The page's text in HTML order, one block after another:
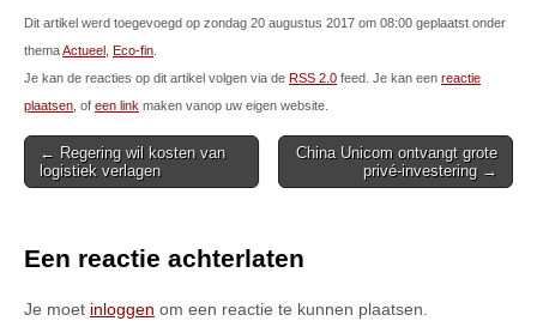
Dit artikel werd toegevoegd op zondag 20 augustus 2017 om 08:00 geplaatst onder
themaActueel Eco-fin
Je kan de reacties op dit artikel volgen via de RSS 2.0 feed. Je kan een reactie
plaatsen , of een link maken vanop uw eigen website.
Post
navigation
← Regering wil kosten van
logistiek verlagen
China Unicom ontvangt grote
privé-investering →
Een reactie achterlaten
Je moet inloggen om een reactie te kunnen plaatsen.